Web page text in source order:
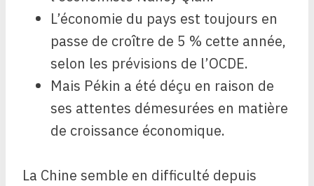
L’économie du pays est toujours en
passe de croître de 5 % cette année,
selon les prévisions de l’OCDE.
Mais Pékin a été déçu en raison de
ses attentes démesurées en matière
de croissance économique.
La Chine semble en difficulté depuis